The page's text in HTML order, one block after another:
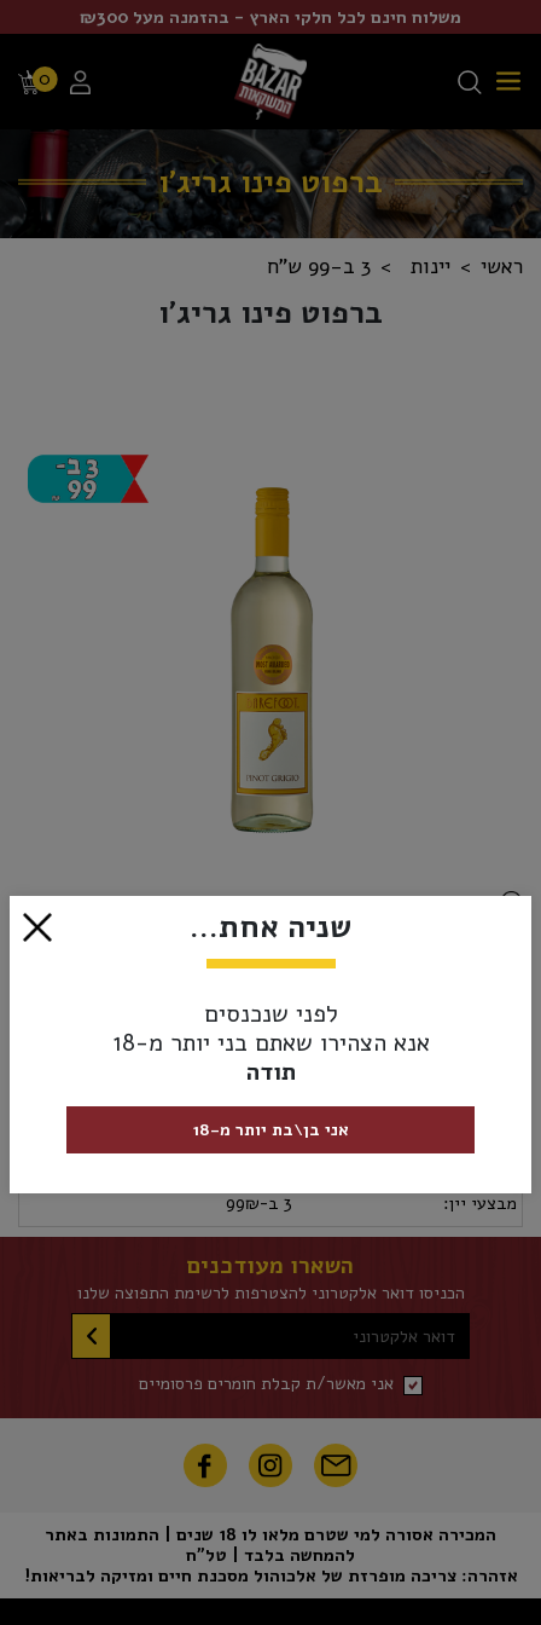
משלוח חינם לכל חלקי הארץ - בהזמנה מעל ₪300
0
ברפוט פינו גריג'ו
ראשי יינות 3 ב-99 ש"ח
ברפוט פינו גריג'ו
₪39.00
הוסף לסל
מבצעי יין: 3 ב-99₪
השארו מעודכנים
הכניסו דואר אלקטרוני להצטרפות לרשימת התפוצה שלנו
דואר אלקטרוני
אני מאשר/ת קבלת חומרים פרסומיים
המכירה אסורה למי שטרם מלאו לו 18 שנים | התמונות באתר
להמחשה בלבד | טל"ח
אזהרה: צריכה מופרזת של אלכוהול מסכנת חיים ומזיקה לבריאות!
שניה אחת...
לפני שנכנסים
אנא הצהירו שאתם בני יותר מ-18
תודה
אני בן\בת יותר מ-18